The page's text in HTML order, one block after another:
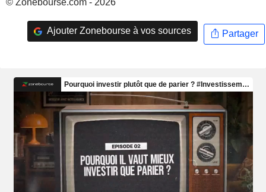
Ajouter Zonebourse à vos sources Partager